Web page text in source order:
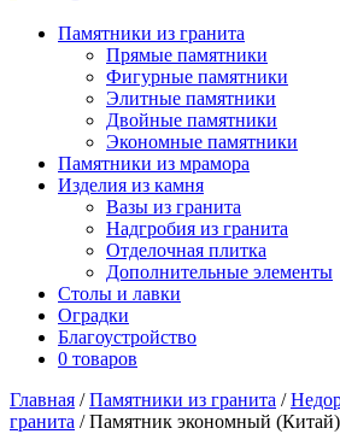
Памятники из гранита
Прямые памятники
Фигурные памятники
Элитные памятники
Двойные памятники
Экономные памятники
Памятники из мрамора
Изделия из камня
Вазы из гранита
Надгробия из гранита
Отделочная плитка
Дополнительные элементы
Столы и лавки
Оградки
Благоустройство
0 товаров
Главная /Памятники из гранита /
гранита / Памятник экономный